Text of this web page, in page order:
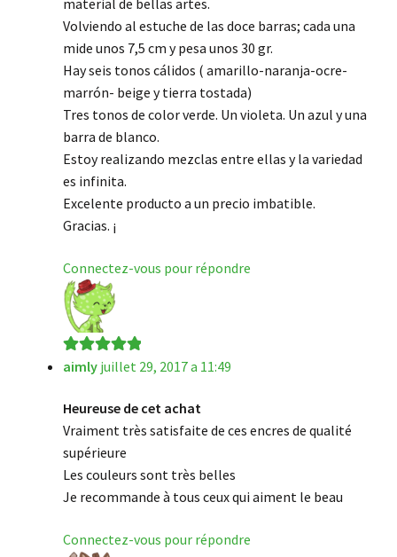
material de bellas artes.
Volviendo al estuche de las doce barras; cada una
mide unos 7,5 cm y pesa unos 30 gr.
Hay seis tonos cálidos ( amarillo-naranja-ocre-
marrón- beige y tierra tostada)
Tres tonos de color verde. Un violeta. Un azul y una
barra de blanco.
Estoy realizando mezclas entre ellas y la variedad
es infinita.
Excelente producto a un precio imbatible.
Gracias. ¡
Connectez-vous pour répondre
Note5 sur 5
aimly juillet 29, 2017 a 11:49
Heureuse de cet achat
Vraiment très satisfaite de ces encres de qualité
supérieure
Les couleurs sont très belles
Je recommande à tous ceux qui aiment le beau
Connectez-vous pour répondre